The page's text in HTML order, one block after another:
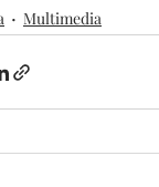
Multimedia